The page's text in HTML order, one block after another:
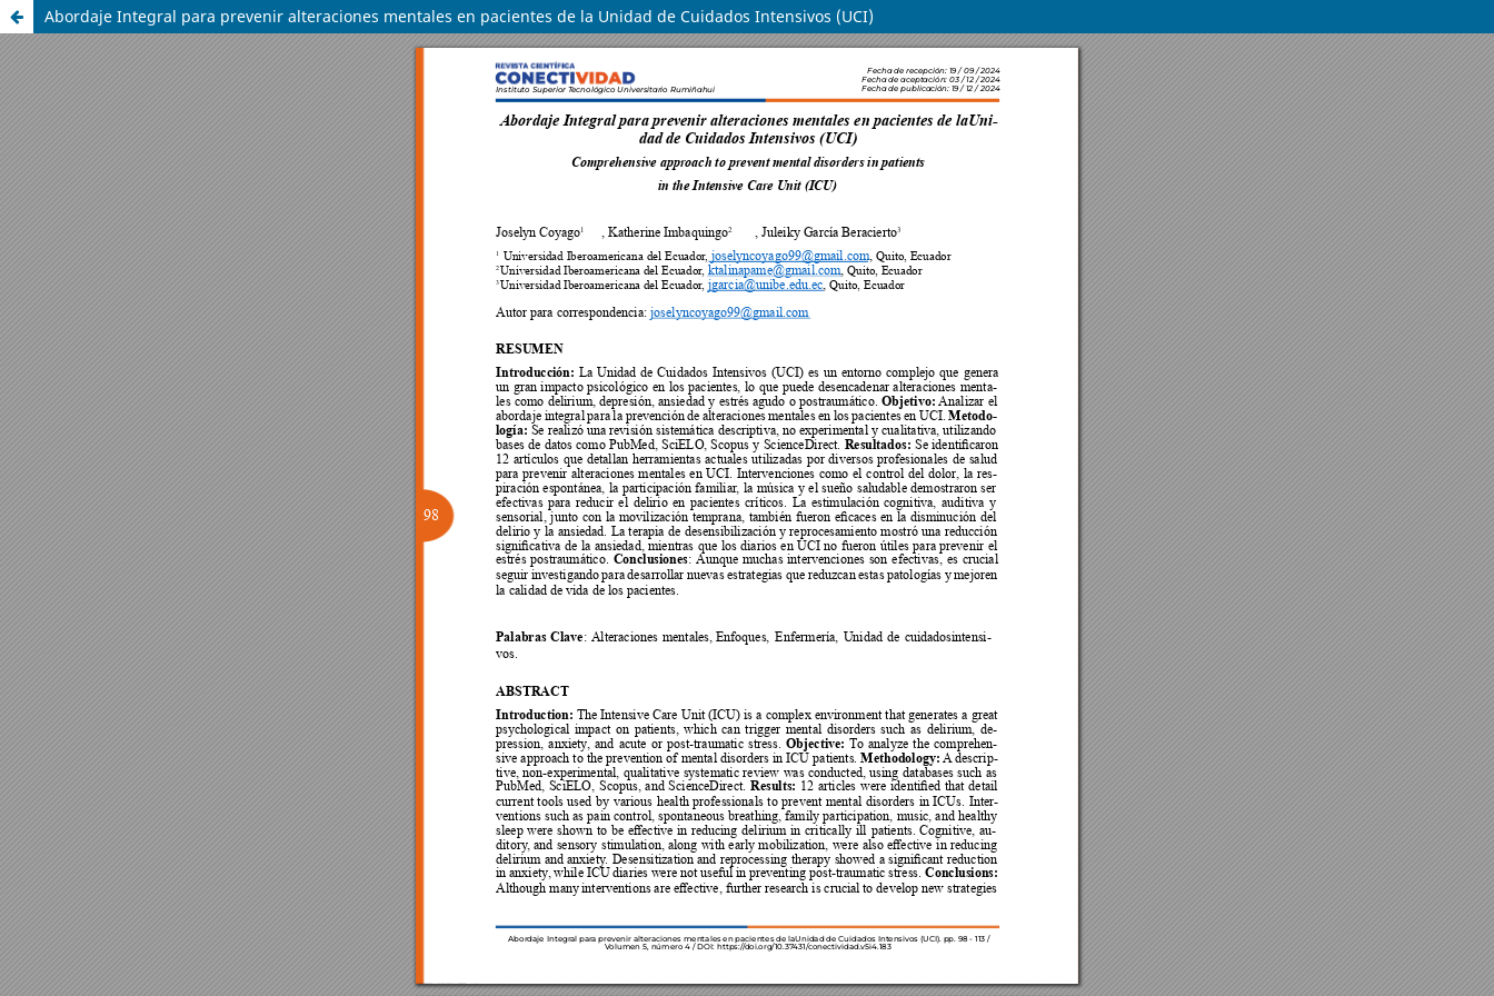
Abordaje Integral para prevenir alteraciones mentales en pacientes de la Unidad de Cuidados Intensivos (UCI)